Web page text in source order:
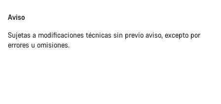
Aviso
Sujetas a modificaciones técnicas sin previo aviso, excepto por
errores u omisiones.